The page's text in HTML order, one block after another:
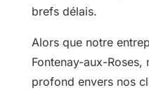
brefs délais.
Alors que notre
Fontenay-aux-Roses,
profond envers nos